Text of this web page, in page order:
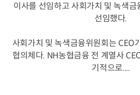
이사를 선임하고 사회가치 및 녹색
선임했다.
사회가치 및 녹색금융위원회는 CEO
협의체다. NH농협금융 전 계열사
기적으로....